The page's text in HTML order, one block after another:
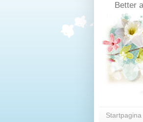
Better
Startpagina